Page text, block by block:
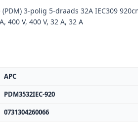
3-polig 5-draads 32A IEC309
400 V, 400 V, 32 A, 32 A
APC
PDM3532IEC-920
0731304260066